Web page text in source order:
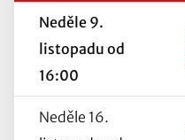
Neděle 9.
listopadu od
16:00
Neděle 16.